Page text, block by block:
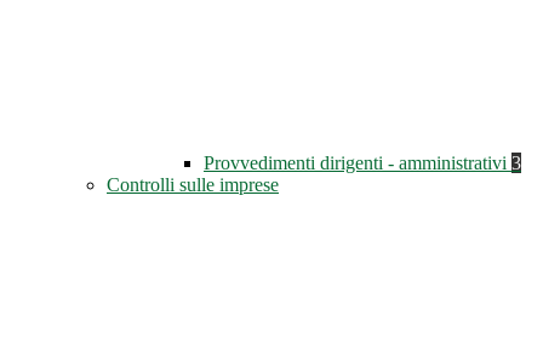
Provvedimenti dirigenti - amministrativi 3
Controlli sulle imprese